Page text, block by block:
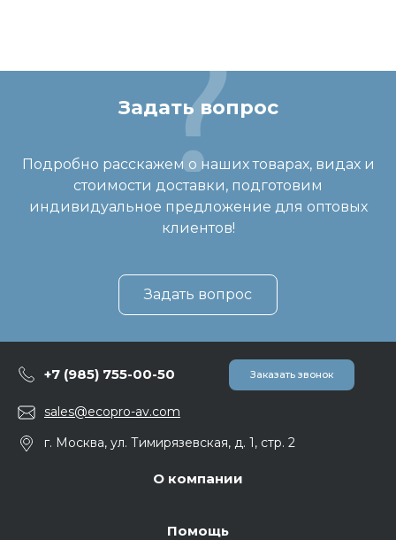
Задать вопрос
Подробно расскажем о наших товарах, видах и
стоимости доставки, подготовим
индивидуальное предложение для оптовых
клиентов!
Задать вопрос
+7 (985) 755-00-50 Заказать звонок
sales@ecopro-av.com
г. Москва, ул. Тимирязевская, д. 1, стр. 2
О компании
Помощь